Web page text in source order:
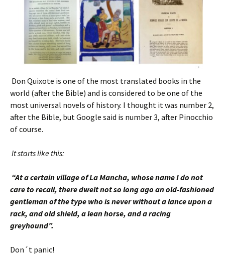
Don Quixote is one of the most translated books in the
world (after the Bible) and is considered to be one of the
most universal novels of history. I thought it was number 2,
after the Bible, but Google said is number 3, after Pinocchio
of course.
It starts like this:
“At a certain village of La Mancha, whose name I do not
care to recall, there dwelt not so long ago an old-fashioned
gentleman of the type who is never without a lance upon a
rack, and old shield, a lean horse, and a racing
greyhound”.
Don´t panic!